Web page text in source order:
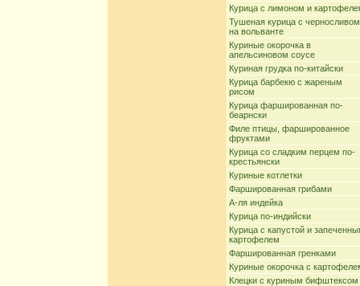
Курица с лимоном и
Тушеная курица с черносливом
на вольванте
Куриные окорочка в
апельсиновом соусе
Куриная грудка по-китайски
Курица барбекю с жареным
рисом
Курица фаршированная по-
беарнски
Филе птицы, фаршированное
фруктами
Курица со сладким перцем по-
крестьянски
Куриные котлетки
Фаршированная грибами
А-ля индейка
Курица по-индийски
Курица с капустой и
картофелем
Фаршированная гренками
Куриные окорочка с
Клецки с куриным бифштексом